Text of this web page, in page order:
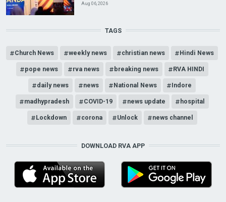
Aug 06, 2026
TAGS
Church News weekly news christian news Hindi News
pope news rva news breaking news RVA HINDI
daily news news National News Indore
madhypradesh COVID-19 news update hospital
Lockdown corona Unlock news channel
DOWNLOAD RVA APP